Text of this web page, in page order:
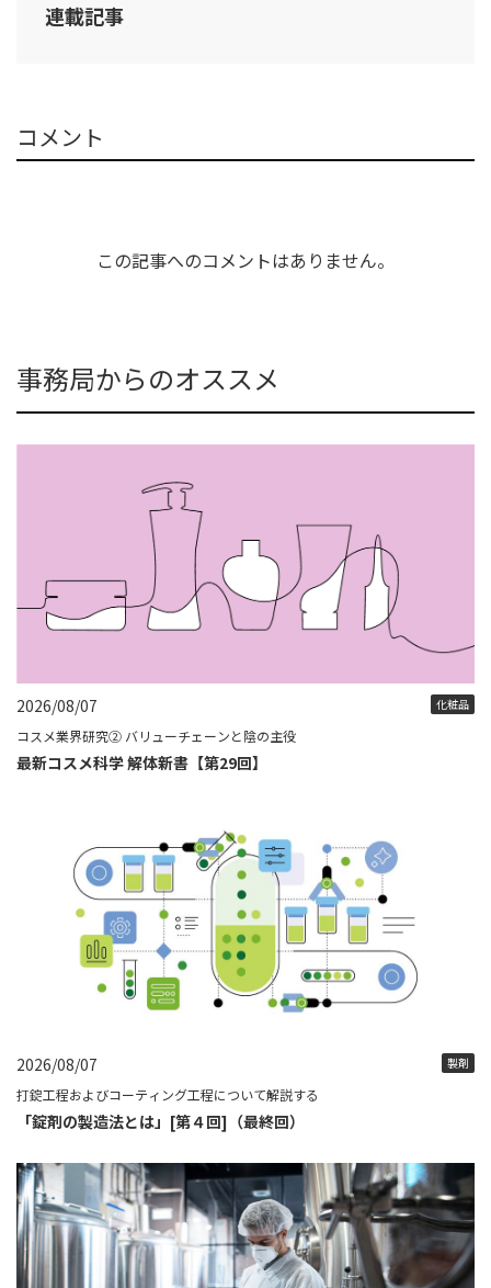
連載記事
コメント
この記事へのコメントはありません。
事務局からのオススメ
2026/08/07 化粧品
コスメ業界研究② バリューチェーンと陰の主役
最新コスメ科学 解体新書【第29回】
2026/08/07 製剤
打錠工程およびコーティング工程について解説する
「錠剤の製造法とは」[第４回]（最終回）